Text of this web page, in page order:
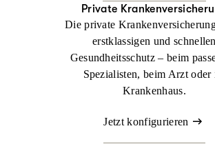
Private
Die private
erstklassigen und schnellen
Gesundheitsschutz – beim
Spezialisten, beim Arzt oder
Krankenhaus.
Jetzt konfigurieren